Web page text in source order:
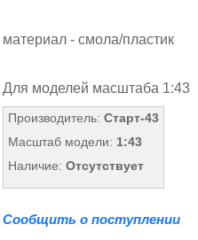
материал - смола/пластик
Для моделей масштаба 1:43
Производитель: Старт-43
Масштаб модели: 1:43
Наличие: Отсутствует
Сообщить о поступлении